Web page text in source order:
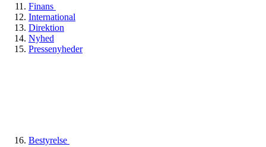
Finans
International
Direktion
Nyhed
Pressenyheder
Bestyrelse